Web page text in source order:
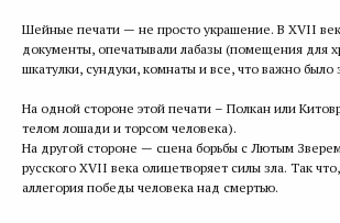
Шейные печати — не просто украшение. В XVII
документы, опечатывали лабазы (помещения для
шкатулки, сундуки, комнаты и все, что важно было
На одной стороне этой печати – Полкан или
телом лошади и торсом человека).
На другой стороне — сцена борьбы с Лютым
русского XVII века олицетворяет силы зла. Так
аллегория победы человека над смертью.